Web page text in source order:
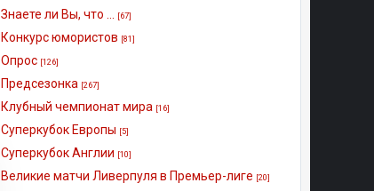
Знаете ли Вы, что ... [67]
Конкурс юмористов [81]
Опрос [126]
Предсезонка [267]
Клубный чемпионат мира [16]
Суперкубок Европы [5]
Суперкубок Англии [10]
Великие матчи Ливерпуля в Премьер-лиге [20]